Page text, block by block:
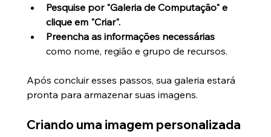
Pesquise por "Galeria de Computação" e
clique em "Criar".
Preencha as informações necessárias
como nome, região e grupo de recursos.
Após concluir esses passos, sua galeria estará
pronta para armazenar suas imagens.
Criando uma imagem personalizada